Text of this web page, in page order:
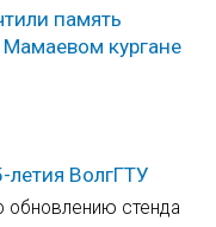
память
кургане
ВолгГТУ
обновлению стенда